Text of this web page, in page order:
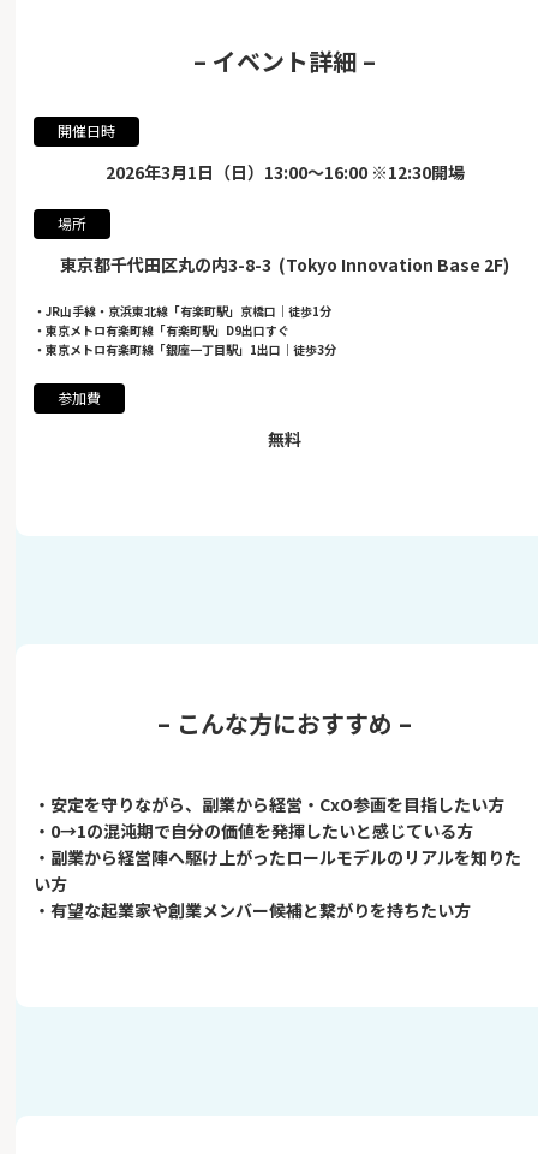
– イベント詳細 –
開催日時
2026年3月1日（日）13:00〜16:00 ※12:30開場
場所
東京都千代田区丸の内3-8-3 (Tokyo Innovation Base 2F)
・JR山手線・京浜東北線「有楽町駅」京橋口｜徒歩1分
・東京メトロ有楽町線「有楽町駅」D9出口すぐ
・東京メトロ有楽町線「銀座一丁目駅」1出口｜徒歩3分
参加費
無料
– こんな方におすすめ –
・安定を守りながら、副業から経営・CxO参画を目指したい方
・0→1の混沌期で自分の価値を発揮したいと感じている方
・副業から経営陣へ駆け上がったロールモデルのリアルを知りた
い方
・有望な起業家や創業メンバー候補と繋がりを持ちたい方